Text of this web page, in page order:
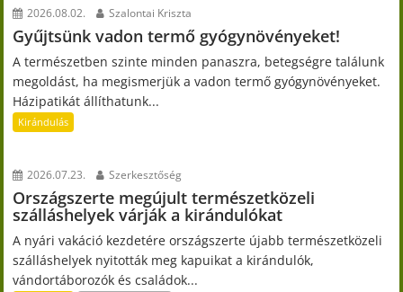
2026.08.02. Szalontai Kriszta
Gyűjtsünk vadon termő gyógynövényeket!
A természetben szinte minden panaszra, betegségre találunk
megoldást, ha megismerjük a vadon termő gyógynövényeket.
Házipatikát állíthatunk...
Kirándulás
2026.07.23. Szerkesztőség
Országszerte megújult természetközeli
szálláshelyek várják a kirándulókat
A nyári vakáció kezdetére országszerte újabb természetközeli
szálláshelyek nyitották meg kapuikat a kirándulók,
vándortáborozók és családok...